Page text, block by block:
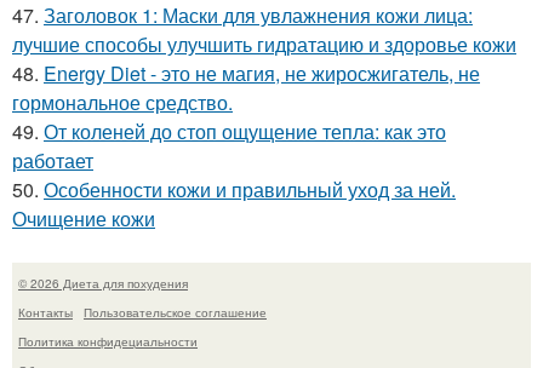
47. Заголовок 1: Маски для увлажнения кожи лица:
лучшие способы улучшить гидратацию и здоровье кожи
48. Energy Diet - это не магия, не жиросжигатель, не
гормональное средство.
49. От коленей до стоп ощущение тепла: как это
работает
50. Особенности кожи и правильный уход за ней.
Очищение кожи
© 2026 Диета для похудения
Контакты
Пользовательское соглашение
Политика конфидециальности